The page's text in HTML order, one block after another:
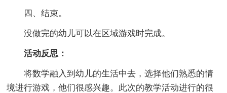
四、结束。
没做完的幼儿可以在区域游戏时完成。
活动反思：
将数学融入到幼儿的生活中去，选择他们熟悉的情
境进行游戏，他们很感兴趣。此次的教学活动进行的很